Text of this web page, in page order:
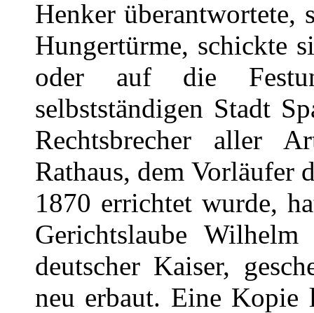
Henker überantwortete,
Hungertürme, schickte
oder auf die
selbstständigen Stadt
Rechtsbrecher aller
Rathaus, dem Vorläufer
1870 errichtet wurde,
Gerichtslaube
deutscher Kaiser,
neu erbaut. Eine